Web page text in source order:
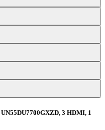
3 HDMI, 1